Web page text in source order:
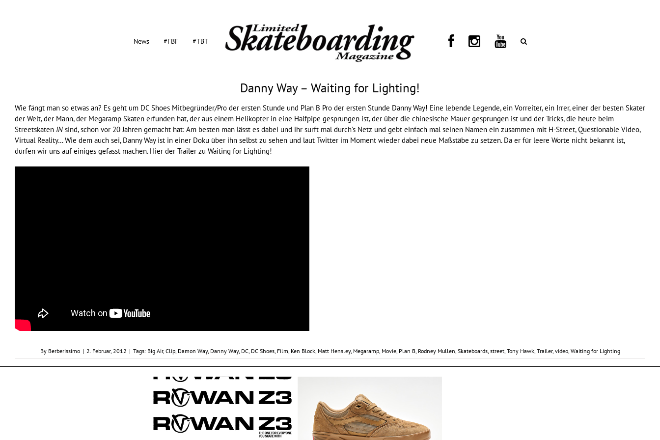
News #FBF #TBT
Danny Way – Waiting for Lighting!
Wie fängt man so etwas an? Es geht um DC Shoes Mitbegründer/Pro der ersten Stunde und Plan B Pro der ersten Stunde Danny Way! Eine lebende Legende, ein Vorreiter, ein Irrer, einer der besten Skater
der Welt, der Mann, der Megaramp Skaten erfunden hat, der aus einem Helikopter in eine Halfpipe gesprungen ist, der über die chinesische Mauer gesprungen ist und der Tricks, die heute beim
Streetskaten IN sind, schon vor 20 Jahren gemacht hat: Am besten man lässt es dabei und ihr surft mal durch’s Netz und gebt einfach mal seinen Namen ein zusammen mit H-Street, Questionable Video,
Virtual Reality… Wie dem auch sei, Danny Way ist in einer Doku über ihn selbst zu sehen und laut Twitter im Moment wieder dabei neue Maßstäbe zu setzen. Da er für leere Worte nicht bekannt ist,
dürfen wir uns auf einiges gefasst machen. Hier der Trailer zu Waiting for Lighting!
By Berberissimo | 2. Februar, 2012 | Tags: Big Air, Clip, Damon Way, Danny Way, DC, DC Shoes, Film Ken Block, Matt Hensley, Megaramp, Movie, Plan B, Rodney Mullen Skateboards, street, Tony Hawk, Trailer, video, Waiting for Lighting